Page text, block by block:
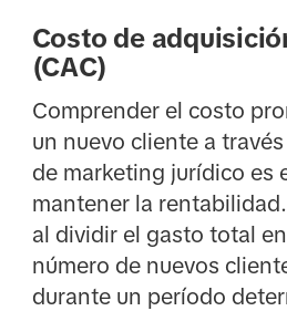
Costo de
(CAC)
Comprender el costo
un nuevo cliente a
de marketing jurídico es
mantener la
al dividir el gasto total
número de nuevos
durante un período